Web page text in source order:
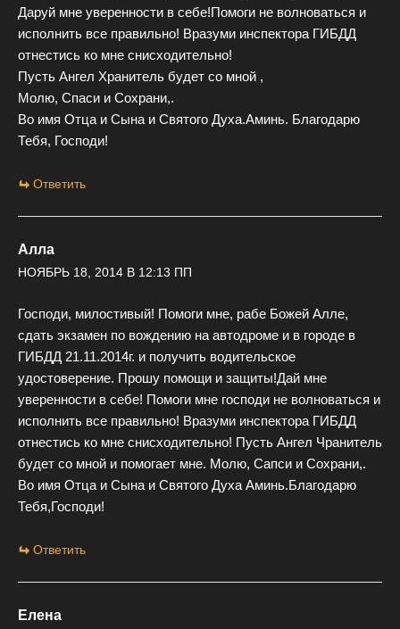
Даруй мне уверенности в себе!Помоги не волноваться и
исполнить все правильно! Вразуми инспектора ГИБДД
отнестись ко мне снисходительно!
Пусть Ангел Хранитель будет со мной ,
Молю, Спаси и Сохрани,.
Во имя Отца и Сына и Святого Духа.Аминь. Благодарю
Тебя, Господи!
Ответить
Алла
НОЯБРЬ 18, 2014 В 12:13 ПП
Господи, милостивый! Помоги мне, рабе Божей Алле,
сдать экзамен по вождению на автодроме и в городе в
ГИБДД 21.11.2014г. и получить водительское
удостоверение. Прошу помощи и защиты!Дай мне
уверенности в себе! Помоги мне господи не волноваться и
исполнить все правильно! Вразуми инспектора ГИБДД
отнестись ко мне снисходительно! Пусть Ангел Чранитель
будет со мной и помогает мне. Молю, Сапси и Сохрани,.
Во имя Отца и Сына и Святого Духа Аминь.Благодарю
Тебя,Господи!
Ответить
Елена